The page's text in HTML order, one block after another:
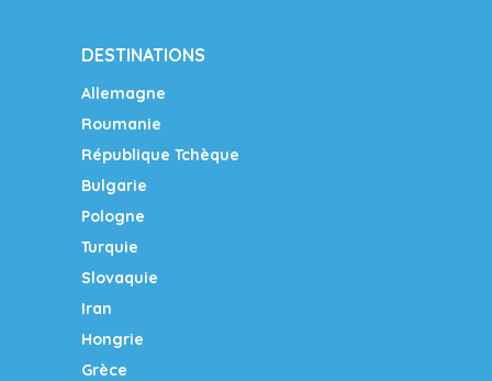
DESTINATIONS
Allemagne
Roumanie
République Tchèque
Bulgarie
Pologne
Turquie
Slovaquie
Iran
Hongrie
Grèce